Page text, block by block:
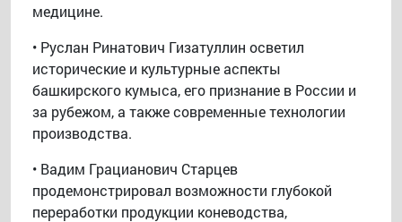
медицине.
• Руслан Ринатович Гизатуллин осветил
исторические и культурные аспекты
башкирского кумыса, его признание в России и
за рубежом, а также современные технологии
производства.
• Вадим Грацианович Старцев
продемонстрировал возможности глубокой
переработки продукции коневодства,